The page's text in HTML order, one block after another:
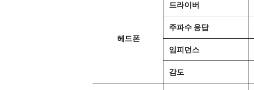
헤드폰
드라이버
주파수 응답
임피던스
감도